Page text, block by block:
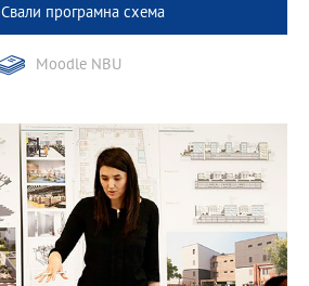
Свали програмна схема
Moodle NBU